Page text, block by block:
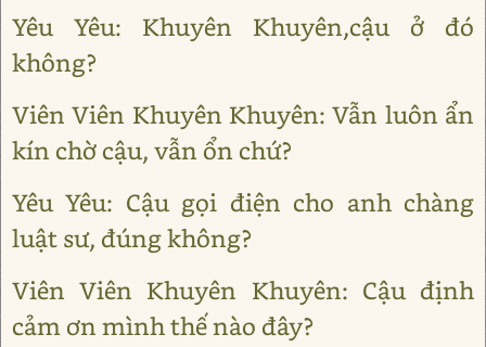
Yêu Yêu: Khuyên Khuyên,cậu ở đó
không?
Viên Viên Khuyên Khuyên: Vẫn luôn ẩn
kín chờ cậu, vẫn ổn chứ?
Yêu Yêu: Cậu gọi điện cho anh chàng
luật sư, đúng không?
Viên Viên Khuyên Khuyên: Cậu định
cảm ơn mình thế nào đây?